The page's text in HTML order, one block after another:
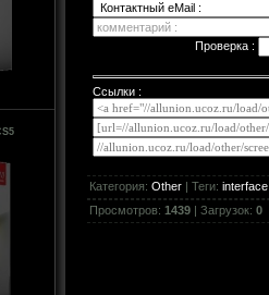
Проверка :
Ссылки :
Категория: Other | Теги: interface
Просмотров: 1439 | Загрузок: 0